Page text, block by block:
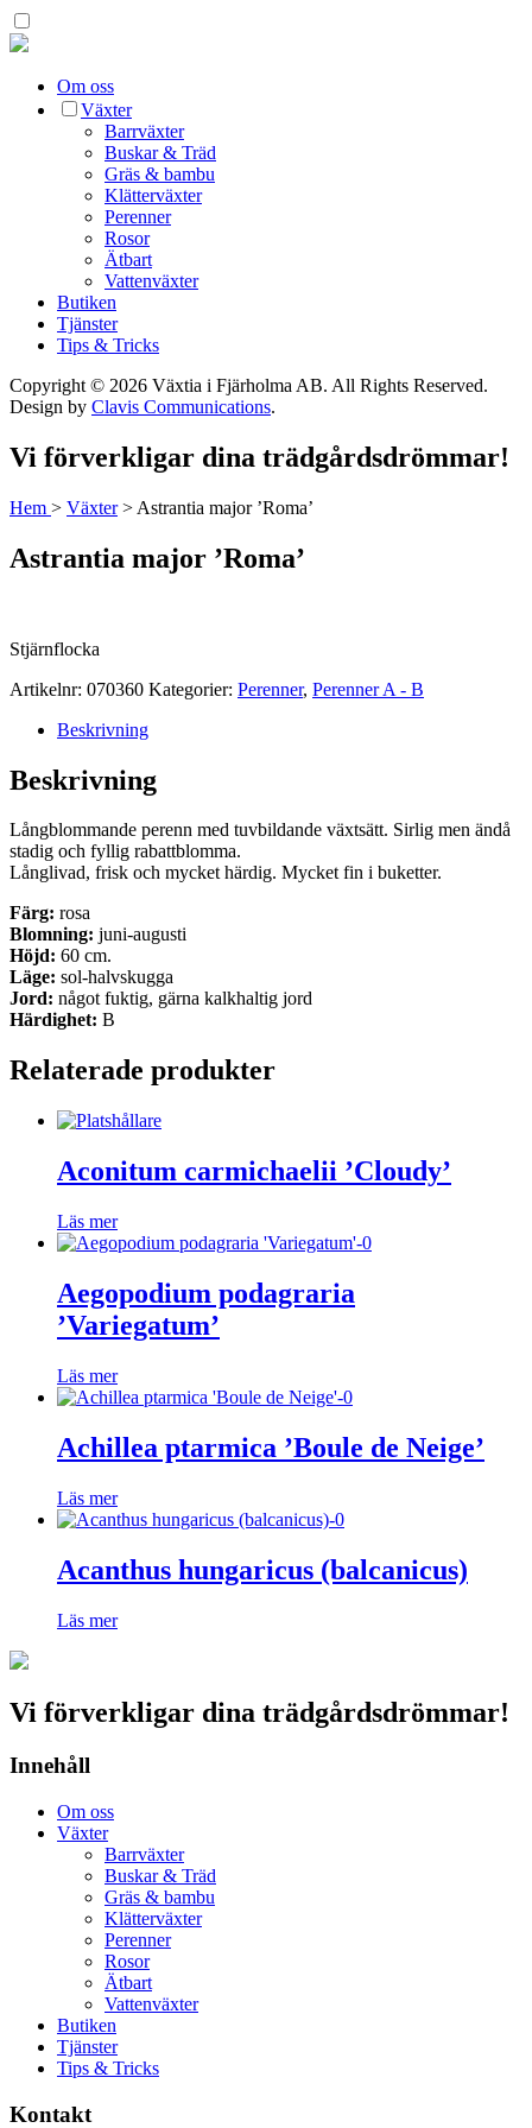
Om oss
Växter
Barrväxter
Buskar & Träd
Gräs & bambu
Klätterväxter
Perenner
Rosor
Ätbart
Vattenväxter
Butiken
Tjänster
Tips & Tricks
Copyright © 2026 Växtia i Fjärholma AB. All Rights Reserved.
Design by Clavis Communications.
Vi förverkligar dina trädgårdsdrömmar!
Hem > Växter> Astrantia major ’Roma’
Astrantia major ’Roma’
Stjärnflocka
Artikelnr: 070360 Kategorier: Perenner, Perenner A - B
Beskrivning
Beskrivning
Långblommande perenn med tuvbildande växtsätt. Sirlig men ändå
stadig och fyllig rabattblomma.
Långlivad, frisk och mycket härdig. Mycket fin i buketter.
Färg: rosa
Blomning: juni-augusti
Höjd: 60 cm.
Läge: sol-halvskugga
Jord: något fuktig, gärna kalkhaltig jord
Härdighet: B
Relaterade produkter
Aconitum carmichaelii ’Cloudy’
Läs mer
Aegopodium podagraria
’Variegatum’
Läs mer
Achillea ptarmica ’Boule de Neige’
Läs mer
Acanthus hungaricus (balcanicus)
Läs mer
Vi förverkligar dina trädgårdsdrömmar!
Innehåll
Om oss
Växter
Barrväxter
Buskar & Träd
Gräs & bambu
Klätterväxter
Perenner
Rosor
Ätbart
Vattenväxter
Butiken
Tjänster
Tips & Tricks
Kontakt